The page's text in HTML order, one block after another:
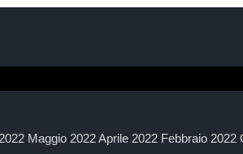
Maggio 2022 Aprile 2022 Febbraio 2022